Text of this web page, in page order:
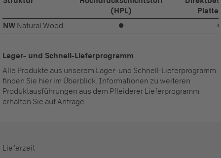
(HPL)
Platte
NW Natural Wood ⏺
Lager- und Schnell-Lieferprogramm
Alle Produkte aus unserem Lager- und Schnell-Lieferprogramm
finden Sie hier im Überblick. Informationen zu weiteren
Produktausführungen aus dem Pfleiderer Lieferprogramm
erhalten Sie auf Anfrage.
Lieferzeit